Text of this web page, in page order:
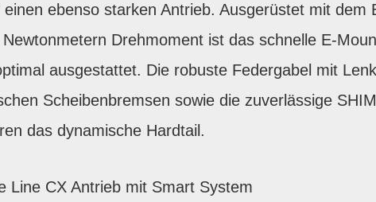
ebenso starken Antrieb. Ausgerüstet mit dem
Drehmoment ist das schnelle E-
ausgestattet. Die robuste Federgabel mit
Scheibenbremsen sowie die zuverlässige
das dynamische Hardtail.
Line CX Antrieb mit Smart System